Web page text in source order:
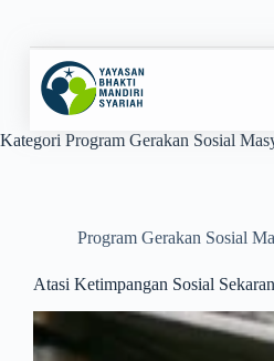
Kategori Program Gerakan Sosial
Program Gerakan Sosial
Atasi Ketimpangan Sosial